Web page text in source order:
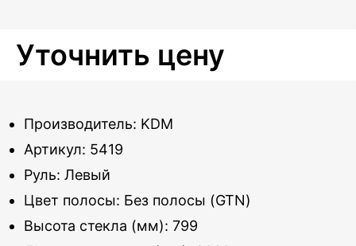
Уточнить цену
Производитель: KDM
Артикул: 5419
Руль: Левый
Цвет полосы: Без полосы (GTN)
Высота стекла (мм): 799